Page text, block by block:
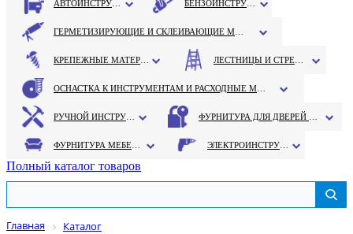
Полный каталог товаров
Главная
Каталог